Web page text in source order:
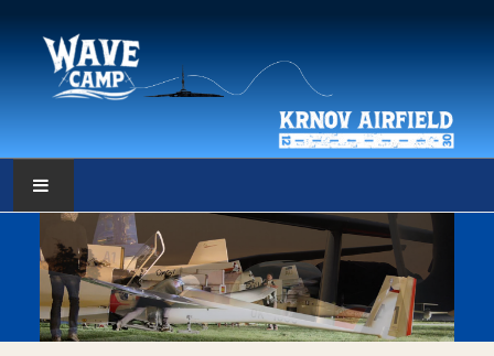
HLAVNÍ STRÁNKA
POČASÍ
POČASÍ - DATA